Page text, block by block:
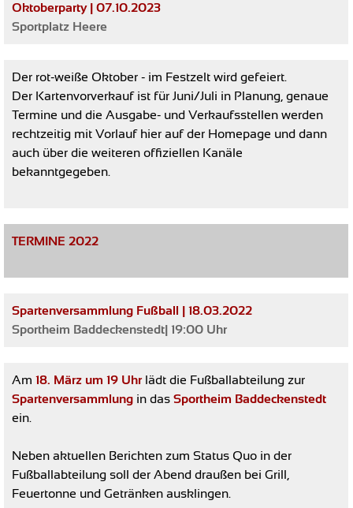
Oktoberparty | 07.10.2023
Sportplatz Heere
Der rot-weiße Oktober - im Festzelt wird gefeiert.
Der Kartenvorverkauf ist für Juni/Juli in Planung, genaue
Termine und die Ausgabe- und Verkaufsstellen werden
rechtzeitig mit Vorlauf hier auf der Homepage und dann
auch über die weiteren offiziellen Kanäle
bekanntgegeben.
TERMINE 2022
Spartenversammlung Fußball | 18.03.2022
Sportheim Baddeckenstedt| 19:00 Uhr
Am 18. März um 19 Uhr lädt die Fußballabteilung zur
Spartenversammlung in das Sportheim Baddeckenstedt
ein.
Neben aktuellen Berichten zum Status Quo in der
Fußballabteilung soll der Abend draußen bei Grill,
Feuertonne und Getränken ausklingen.